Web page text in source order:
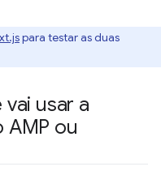
para testar as duas
usar a
AMP ou